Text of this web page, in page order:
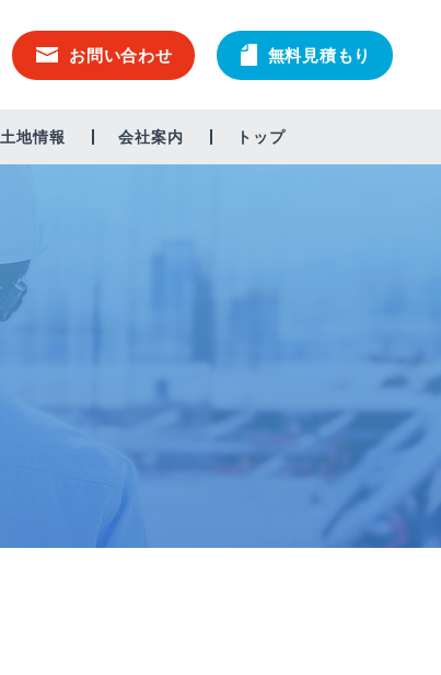
お問い合わせ 無料見積もり
土地情報 会社案内 トップ